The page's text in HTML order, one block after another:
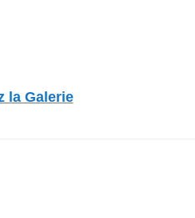
la Galerie